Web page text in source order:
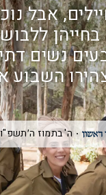
אבל
נשים
השבוע
ה' בתמוז ה׳תשפ"ו